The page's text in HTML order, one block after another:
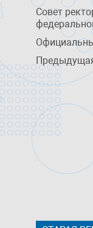
Совет